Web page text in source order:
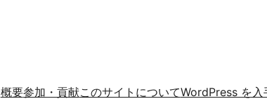
概要参加・貢献このサイトについてWordPress を入